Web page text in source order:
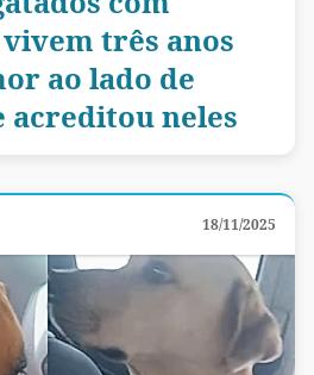
três anos
ao lado de
neles
18/11/2025